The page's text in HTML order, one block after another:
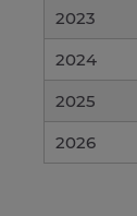
2023
2024
2025
2026